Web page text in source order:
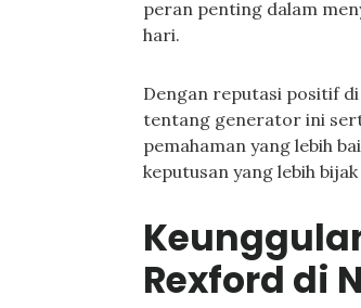
peran penting dalam
hari.
Dengan reputasi positif
tentang generator ini
pemahaman yang lebih
keputusan yang lebih
Rexford di